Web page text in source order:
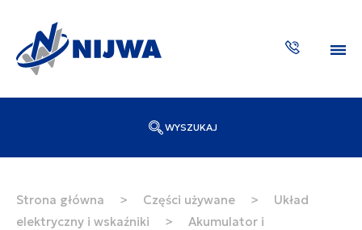
WYSZUKAJ
SZUKAJ
Strona główna > Części używane >
Układ
elektryczny i wskaźniki
>
Akumulator i